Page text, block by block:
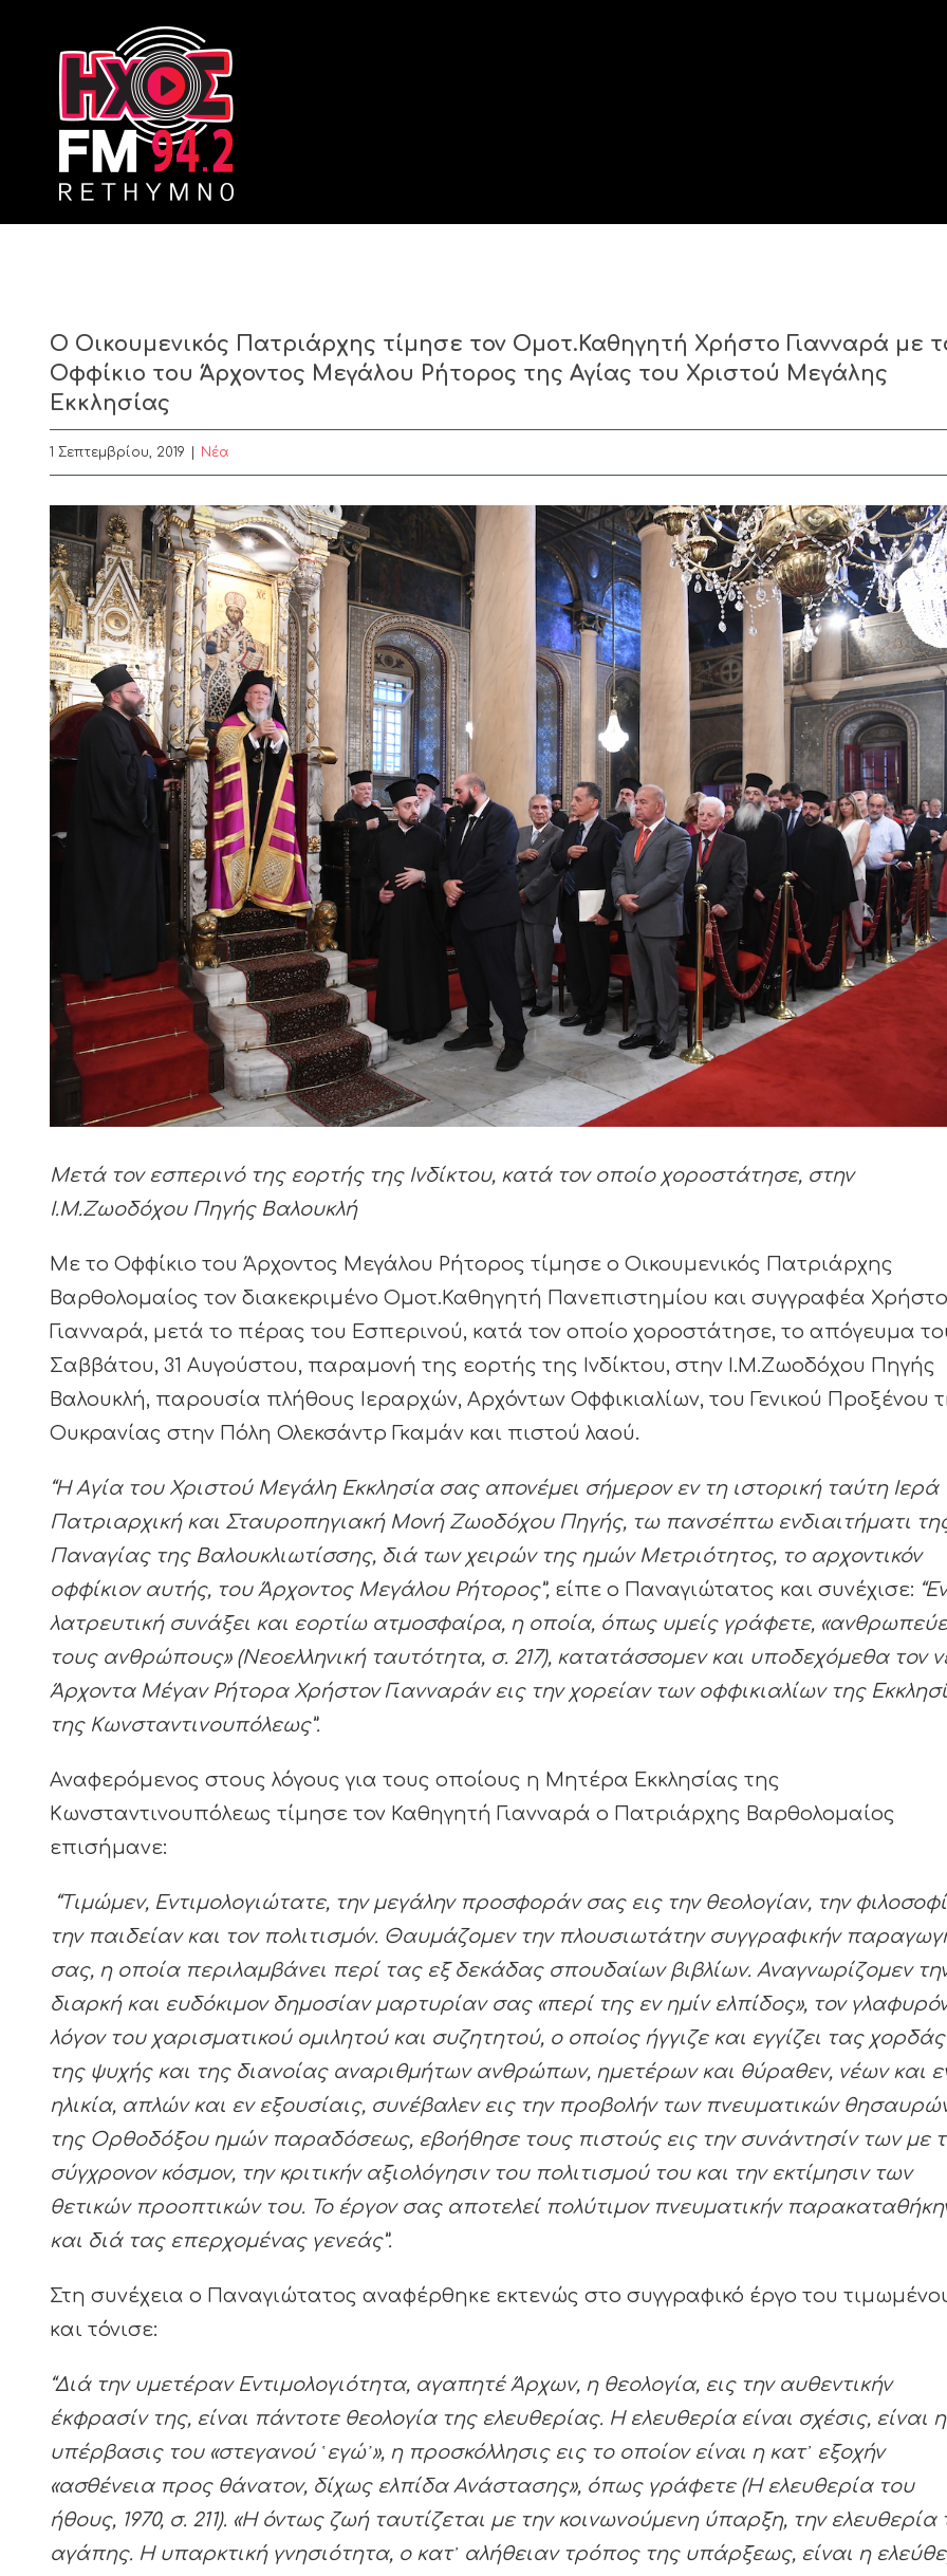
O Οικουμενικός Πατριάρχης τίμησε τον Ομοτ.Καθηγητή Χρήστο Γιανναρά με
Οφφίκιο του Άρχοντος Μεγάλου Ρήτορος της Αγίας του Χριστού Μεγάλης
Εκκλησίας
1 Σεπτεμβρίου, 2019 Nέα
Larger
Image
Μετά τον εσπερινό της εορτής της Ινδίκτου, κατά τον οποίο χοροστάτησε, στην
Ι.Μ.Ζωοδόχου Πηγής Βαλουκλή
Με το Οφφίκιο του Άρχοντος Μεγάλου Ρήτορος τίμησε ο Οικουμενικός Πατριάρχης
Βαρθολομαίος τον διακεκριμένο Ομοτ.Καθηγητή Πανεπιστημίου και συγγραφέα Χρήστο
Γιανναρά, μετά το πέρας του Εσπερινού, κατά τον οποίο χοροστάτησε, το απόγευμα
Σαββάτου, 31 Αυγούστου, παραμονή της εορτής της Ινδίκτου, στην Ι.Μ.Ζωοδόχου Πηγής
Βαλουκλή, παρουσία πλήθους Ιεραρχών, Αρχόντων Οφφικιαλίων, του Γενικού Προξένου
Ουκρανίας στην Πόλη Ολεκσάντρ Γκαμάν και πιστού λαού.
“Η Αγία του Χριστού Μεγάλη Εκκλησία σας απονέμει σήμερον εν τη ιστορική ταύτη Ιερά
Πατριαρχική και Σταυροπηγιακή Μονή Ζωοδόχου Πηγής, τω πανσέπτω ενδιαιτήματι
Παναγίας της Βαλουκλιωτίσσης, διά των χειρών της ημών Μετριότητος, το αρχοντικόν
οφφίκιον αυτής, του Άρχοντος Μεγάλου Ρήτορος”, είπε ο Παναγιώτατος και συνέχισε: “Εν
λατρευτική συνάξει και εορτίω ατμοσφαίρα, η οποία, όπως υμείς γράφετε,
τους ανθρώπους» (Νεοελληνική ταυτότητα, σ. 217), κατατάσσομεν και υποδεχόμεθα τον
Άρχοντα Μέγαν Ρήτορα Χρήστον Γιανναράν εις την χορείαν των οφφικιαλίων της
της Κωνσταντινουπόλεως”.
Αναφερόμενος στους λόγους για τους οποίους η Μητέρα Εκκλησίας της
Κωνσταντινουπόλεως τίμησε τον Καθηγητή Γιανναρά ο Πατριάρχης Βαρθολομαίος
επισήμανε:
“Τιμώμεν, Εντιμολογιώτατε, την μεγάλην προσφοράν σας εις την θεολογίαν, την
την παιδείαν και τον πολιτισμόν. Θαυμάζομεν την πλουσιωτάτην συγγραφικήν
σας, η οποία περιλαμβάνει περί τας εξ δεκάδας σπουδαίων βιβλίων. Αναγνωρίζομεν
διαρκή και ευδόκιμον δημοσίαν μαρτυρίαν σας «περί της εν ημίν ελπίδος», τον
λόγον του χαρισματικού ομιλητού και συζητητού, ο οποίος ήγγιζε και εγγίζει τας χορδάς
της ψυχής και της διανοίας αναριθμήτων ανθρώπων, ημετέρων και θύραθεν, νέων και
ηλικία, απλών και εν εξουσίαις, συνέβαλεν εις την προβολήν των πνευματικών
της Ορθοδόξου ημών παραδόσεως, εβοήθησε τους πιστούς εις την συνάντησίν των με
σύγχρονον κόσμον, την κριτικήν αξιολόγησιν του πολιτισμού του και την εκτίμησιν των
θετικών προοπτικών του. Το έργον σας αποτελεί πολύτιμον πνευματικήν
και διά τας επερχομένας γενεάς”.
Στη συνέχεια ο Παναγιώτατος αναφέρθηκε εκτενώς στο συγγραφικό έργο του
και τόνισε:
“Διά την υμετέραν Εντιμολογιότητα, αγαπητέ Άρχων, η θεολογία, εις την αυθεντικήν
έκφρασίν της, είναι πάντοτε θεολογία της ελευθερίας. Η ελευθερία είναι σχέσις, είναι η
υπέρβασις του «στεγανού ῾εγώ᾽», η προσκόλλησις εις το οποίον είναι η κατ᾿ εξοχήν
«ασθένεια προς θάνατον, δίχως ελπίδα Ανάστασης», όπως γράφετε (Η ελευθερία του
ήθους, 1970, σ. 211). «Η όντως ζωή ταυτίζεται με την κοινωνούμενη ύπαρξη, την ελευθερία
αγάπης. Η υπαρκτική γνησιότητα, ο κατ᾿ αλήθειαν τρόπος της υπάρξεως, είναι η